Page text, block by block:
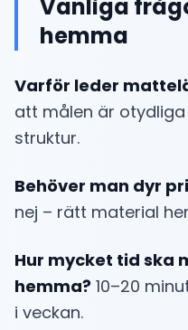
Vanliga
hemma
Varför leder
att målen är
struktur.
Behöver man dyr
nej – rätt material
Hur mycket tid ska
hemma? 10–20
i veckan.